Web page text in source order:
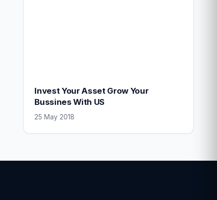
Invest Your Asset Grow Your
Bussines With US
25 May 2018